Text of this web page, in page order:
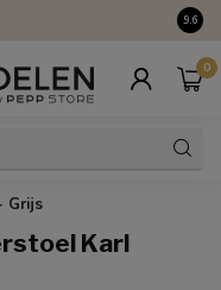
9.6
0
Grijs
Karl